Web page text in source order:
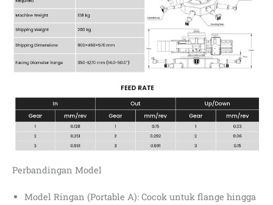
Perbandingan Model
Model Ringan (Portable A): Cocok untuk flange hingga